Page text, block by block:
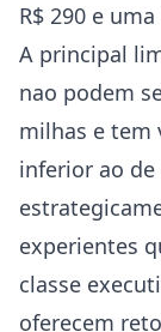
R$ 290 e
A principal
nao podem
milhas e tem
inferior ao de
experientes
classe
oferecem